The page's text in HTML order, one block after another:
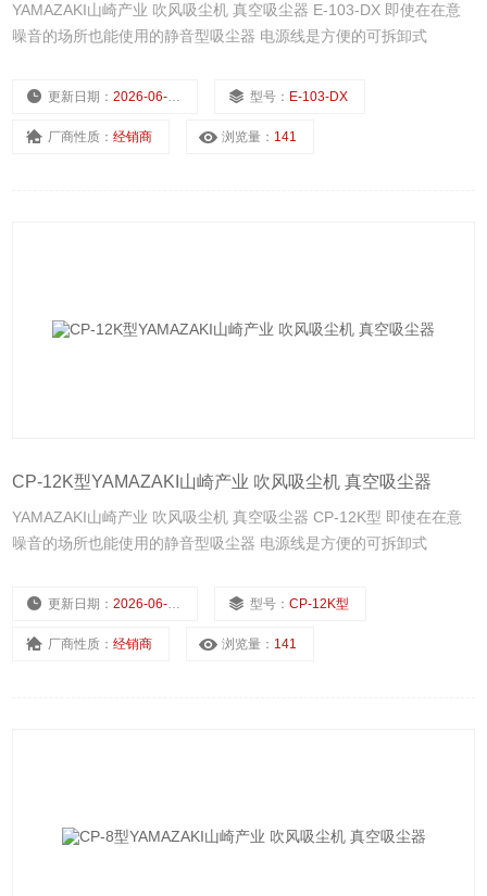
YAMAZAKI山崎产业 吹风吸尘机 真空吸尘器 E-103-DX 即使在在意
噪音的场所也能使用的静音型吸尘器 电源线是方便的可拆卸式
更新日期：2026-06-22 型号： E-103-DX
厂商性质：经销商 浏览量： 141
CP-12K型YAMAZAKI山崎产业 吹风吸尘机 真空吸尘器
YAMAZAKI山崎产业 吹风吸尘机 真空吸尘器 CP-12K型 即使在在意
噪音的场所也能使用的静音型吸尘器 电源线是方便的可拆卸式
更新日期：2026-06-22 型号：CP-12K型
厂商性质：经销商 浏览量： 141